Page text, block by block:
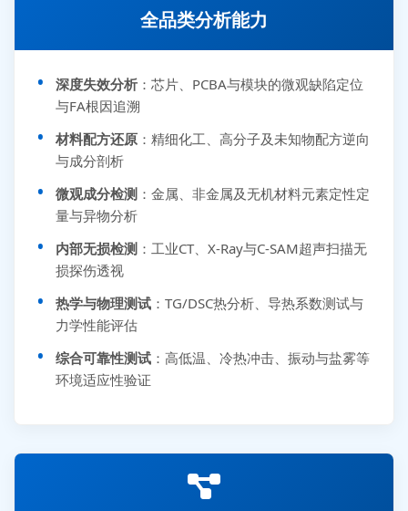
全品类分析能力
深度失效分析 ：芯片、PCBA与模块的微观缺陷定位
与FA根因追溯
材料配方还原 ：精细化工、高分子及未知物配方逆向
与成分剖析
微观成分检测 ：金属、非金属及无机材料元素定性定
量与异物分析
内部无损检测 ：工业CT、X-Ray与C-SAM超声扫描无
损探伤透视
热学与物理测试 ：TG/DSC热分析、导热系数测试与
力学性能评估
综合可靠性测试 ：高低温、冷热冲击、振动与盐雾等
环境适应性验证